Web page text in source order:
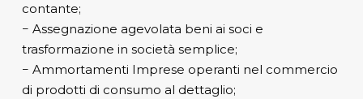
contante;
− Assegnazione agevolata beni ai soci e
trasformazione in società semplice;
− Ammortamenti Imprese operanti nel commercio
di prodotti di consumo al dettaglio;